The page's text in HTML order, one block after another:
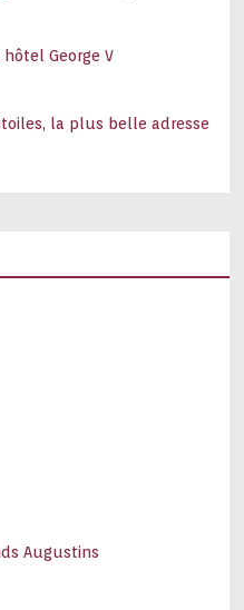
George V
la plus belle adresse
Augustins